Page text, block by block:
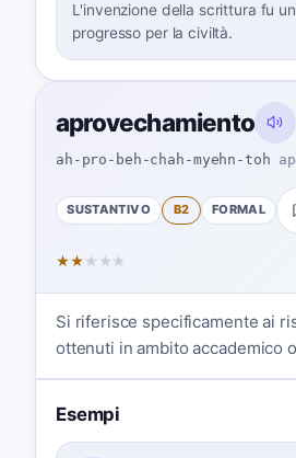
L'invenzione della scrittura fu
progresso per la civiltà.
aprovechamiento
ah-pro-beh-chah-myehn-toh
SUSTANTIVO B2 FORMAL
★★ ★ ★ ★
Si riferisce specificamente ai
ottenuti in ambito accademico
Esempi